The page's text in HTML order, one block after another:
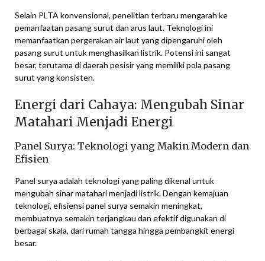
Selain PLTA konvensional, penelitian terbaru mengarah ke
pemanfaatan pasang surut dan arus laut. Teknologi ini
memanfaatkan pergerakan air laut yang dipengaruhi oleh
pasang surut untuk menghasilkan listrik. Potensi ini sangat
besar, terutama di daerah pesisir yang memiliki pola pasang
surut yang konsisten.
Energi dari Cahaya: Mengubah Sinar
Matahari Menjadi Energi
Panel Surya: Teknologi yang Makin Modern dan
Efisien
Panel surya adalah teknologi yang paling dikenal untuk
mengubah sinar matahari menjadi listrik. Dengan kemajuan
teknologi, efisiensi panel surya semakin meningkat,
membuatnya semakin terjangkau dan efektif digunakan di
berbagai skala, dari rumah tangga hingga pembangkit energi
besar.